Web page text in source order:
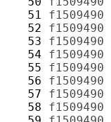
  51
f1509490
  52
f1509490
  53
f1509490
  54
f1509490
  55
f1509490
  56
f1509490
  57
f1509490
  58
f1509490